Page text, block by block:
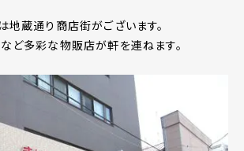
地蔵通り商店街がございます。
ど多彩な物販店が軒を連ねます。